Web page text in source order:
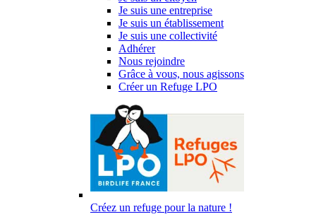
Je suis une entreprise
Je suis un établissement
Je suis une collectivité
Adhérer
Nous rejoindre
Grâce à vous, nous agissons
Créer un Refuge LPO
Créez un refuge pour la nature !